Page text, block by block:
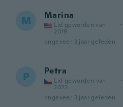
M Marina
Lid geworden van
2019
·
ongeveer 3 jaar geleden
P Petra
Lid geworden van
2022
·
ongeveer 3 jaar geleden